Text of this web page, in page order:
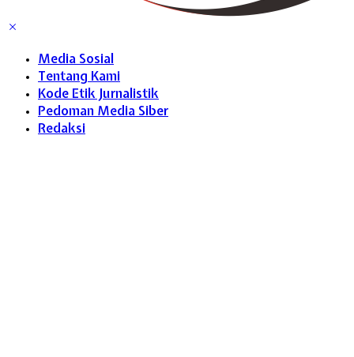
Media Sosial
Tentang Kami
Kode Etik Jurnalistik
Pedoman Media Siber
Redaksi